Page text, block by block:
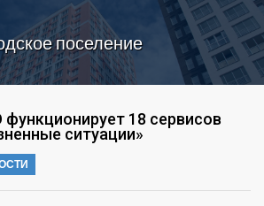
поселение
функционирует 18 сервисов
ситуации»